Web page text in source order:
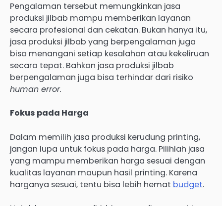
Pengalaman tersebut memungkinkan jasa
produksi jilbab mampu memberikan layanan
secara profesional dan cekatan. Bukan hanya itu,
jasa produksi jilbab yang berpengalaman juga
bisa menangani setiap kesalahan atau kekeliruan
secara tepat. Bahkan jasa produksi jilbab
berpengalaman juga bisa terhindar dari risiko
human error.
Fokus pada Harga
Dalam memilih jasa produksi kerudung printing,
jangan lupa untuk fokus pada harga. Pilihlah jasa
yang mampu memberikan harga sesuai dengan
kualitas layanan maupun hasil printing. Karena
harganya sesuai, tentu bisa lebih hemat budget.